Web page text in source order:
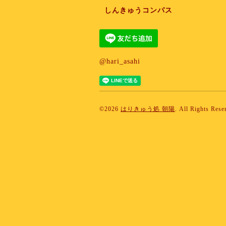
しんきゅうコンパス
@hari_asahi
©2026 はりきゅう処 朝陽. All Rights